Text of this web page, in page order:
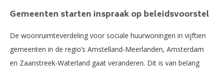
Gemeenten starten inspraak op beleidsvoorstel
De woonruimteverdeling voor sociale huurwoningen in vijftien
gemeenten in de regio’s Amstelland-Meerlanden, Amsterdam
en Zaanstreek-Waterland gaat veranderen. Dit is van belang